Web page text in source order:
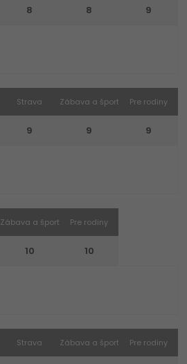
8 8 9
Strava
9
Zábava a šport
9
Pre rodiny
9
Zábava a šport
10
Pre rodiny
10
Strava Zábava a šport Pre rodiny